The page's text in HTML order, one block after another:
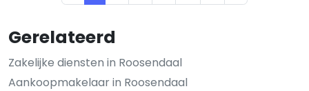
Gerelateerd
Zakelijke diensten in Roosendaal
Aankoopmakelaar in Roosendaal